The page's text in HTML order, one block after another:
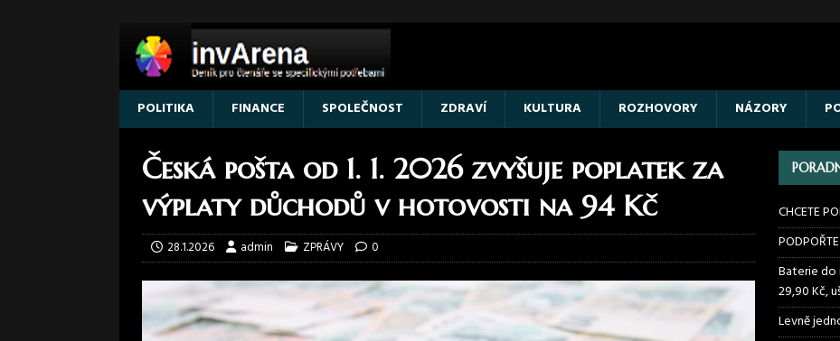
POLITIKA FINANCE SPOLEČNOST ZDRAVÍ KULTURA ROZHOVORY NÁZORY
Česká pošta od 1. 1. 2026 zvyšuje poplatek za
výplaty důchodů v hotovosti na 94 Kč
28.1.2026 admin ZPRÁVY 0
CHCETE
Baterie do
29,90 Kč,
Levně